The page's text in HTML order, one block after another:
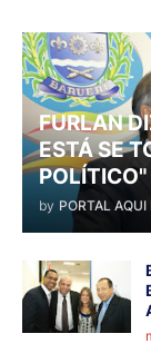
FURLAN
ESTÁ SE
by PORTAL AQUI